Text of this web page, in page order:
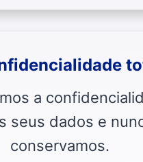
a
seus dados e
conservamos.